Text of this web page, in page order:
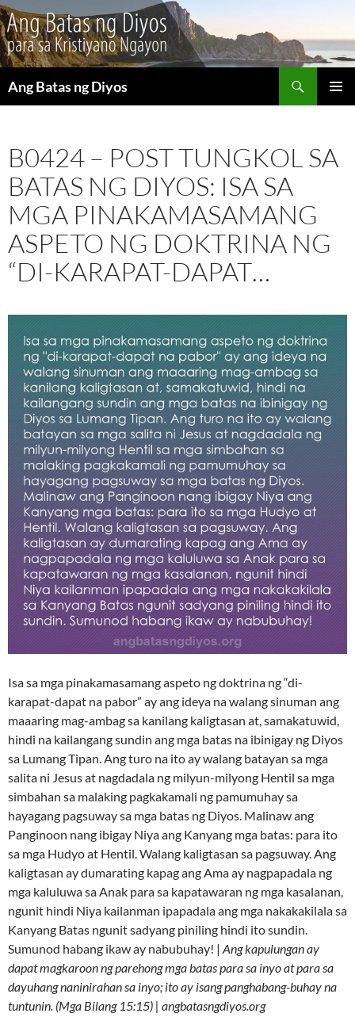
Ang Batas ng Diyos
B0424 – POST TUNGKOL SA
BATAS NG DIYOS: ISA SA
MGA PINAKAMASAMANG
ASPETO NG DOKTRINA NG
“DI-KARAPAT-DAPAT…
Isa sa mga pinakamasamang aspeto ng doktrina ng “di-
karapat-dapat na pabor” ay ang ideya na walang sinuman ang
maaaring mag-ambag sa kanilang kaligtasan at, samakatuwid,
hindi na kailangang sundin ang mga batas na ibinigay ng Diyos
sa Lumang Tipan. Ang turo na ito ay walang batayan sa mga
salita ni Jesus at nagdadala ng milyun-milyong Hentil sa mga
simbahan sa malaking pagkakamali ng pamumuhay sa
hayagang pagsuway sa mga batas ng Diyos. Malinaw ang
Panginoon nang ibigay Niya ang Kanyang mga batas: para ito
sa mga Hudyo at Hentil. Walang kaligtasan sa pagsuway. Ang
kaligtasan ay dumarating kapag ang Ama ay nagpapadala ng
mga kaluluwa sa Anak para sa kapatawaran ng mga kasalanan,
ngunit hindi Niya kailanman ipapadala ang mga nakakakilala sa
Kanyang Batas ngunit sadyang piniling hindi ito sundin.
Sumunod habang ikaw ay nabubuhay! | Ang kapulungan ay
dapat magkaroon ng parehong mga batas para sa inyo at para sa
dayuhang naninirahan sa inyo; ito ay isang panghabang-buhay na
tuntunin. (Mga Bilang 15:15) | angbatasngdiyos.org